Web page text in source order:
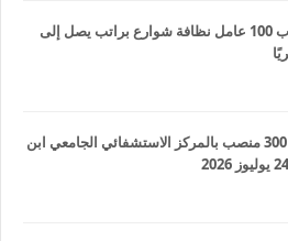
إسبانيا : مطلوب 100 عامل نظافة شوارع براتب يصل إلى
مباراة توظيف 300 منصب بالمركز الاستشفائي الجامعي ابن